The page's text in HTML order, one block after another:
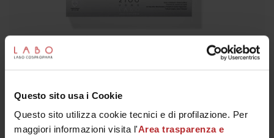
Questo sito usa i Cookie
Questo sito utilizza cookie tecnici e di profilazione. Per
maggiori informazioni visita l'Area trasparenza e
ISCRIVITI ALLA NEWSLETTER